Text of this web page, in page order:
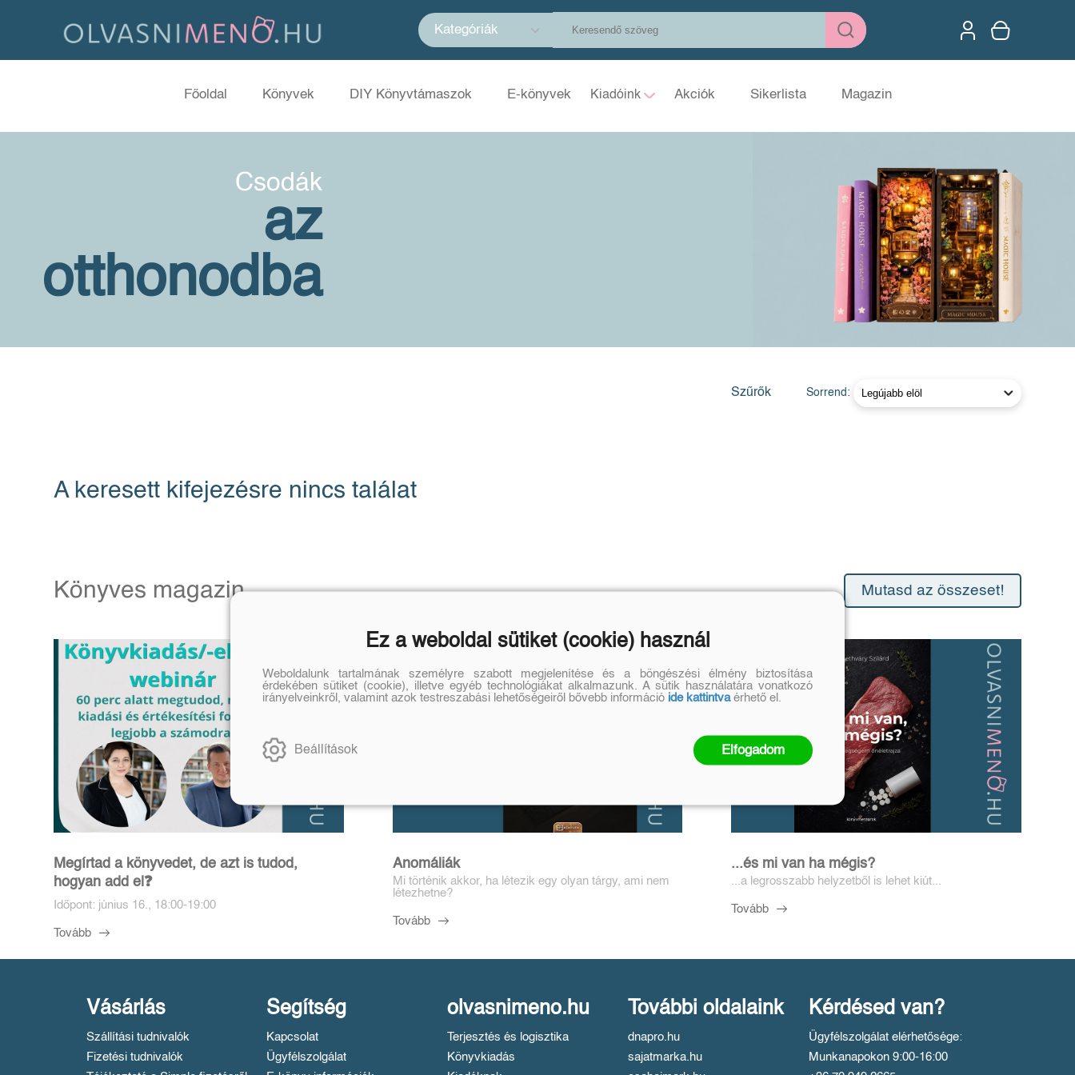
Kategóriák
Főoldal Könyvek DIY Könyvtámaszok E-könyvek Kiadóink Akciók Sikerlista Magazin
Csodák
az
otthonodba
Szűrők Sorrend:
A keresett kifejezésre nincs találat
Könyves magazin Mutasd az összeset!
Megírtad a könyvedet, de azt is tudod,
hogyan add el❓️
Időpont: június 16., 18:00-19:00
Tovább
Anomáliák
Mi történik akkor, ha létezik egy olyan tárgy, ami nem
létezhetne?
Tovább
...és mi van ha mégis?
...a legrosszabb helyzetből is lehet kiút...
Tovább
Vásárlás
Szállítási tudnivalók
Fizetési tudnivalók
Segítség
Kapcsolat
Ügyfélszolgálat
olvasnimeno.hu
Terjesztés és logisztika
Könyvkiadás
További oldalaink
dnapro.hu
sajatmarka.hu
Kérdésed van?
Ügyfélszolgálat elérhetősége:
Munkanapokon 9:00-16:00
Ez a weboldal sütiket (cookie) használ
Weboldalunk tartalmának személyre szabott megjelenítése és a böngészési élmény biztosítása
érdekében sütiket (cookie), illetve egyéb technológiákat alkalmazunk. A sütik használatára vonatkozó
irányelveinkről, valamint azok testreszabási lehetőségeiről bővebb információ ide kattintvaérhető el.
Beállítások Elfogadom